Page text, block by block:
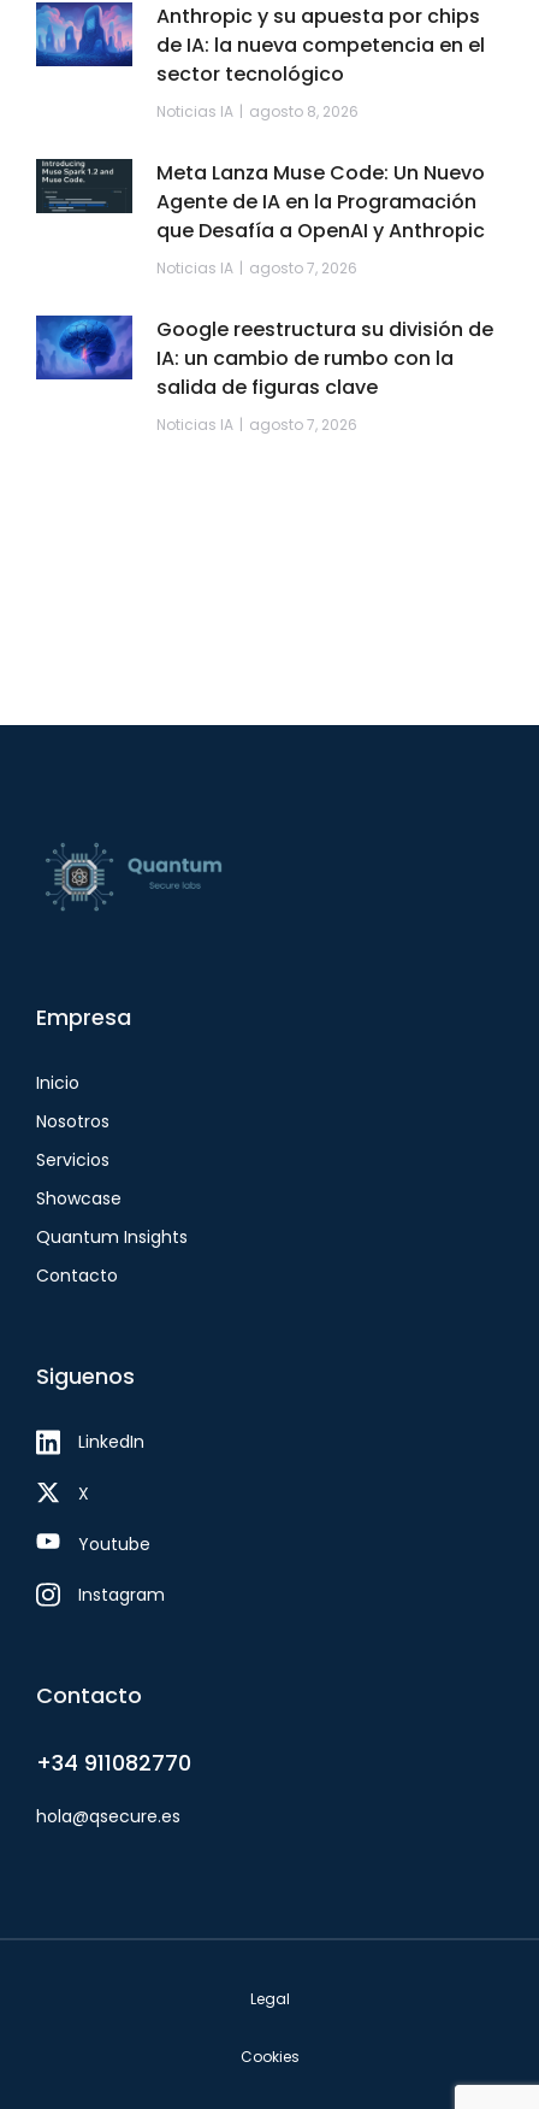
Anthropic y su apuesta por chips
de IA: la nueva competencia en el
sector tecnológico
Noticias IA agosto 8, 2026
Meta Lanza Muse Code: Un Nuevo
Agente de IA en la Programación
que Desafía a OpenAI y Anthropic
Noticias IA agosto 7, 2026
Google reestructura su división de
IA: un cambio de rumbo con la
salida de figuras clave
Noticias IA agosto 7, 2026
Empresa
Inicio
Nosotros
Servicios
Showcase
Quantum Insights
Contacto
Siguenos
LinkedIn
X
Youtube
Instagram
Contacto
+34 911082770
hola@qsecure.es
Legal
Cookies